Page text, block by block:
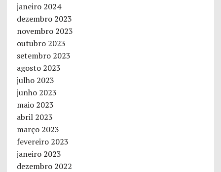
janeiro 2024
dezembro 2023
novembro 2023
outubro 2023
setembro 2023
agosto 2023
julho 2023
junho 2023
maio 2023
abril 2023
março 2023
fevereiro 2023
janeiro 2023
dezembro 2022